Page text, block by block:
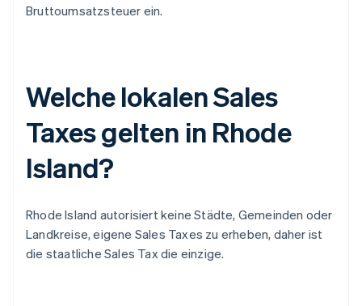
Bruttoumsatzsteuer ein.
Welche lokalen Sales
Taxes gelten in Rhode
Island?
Rhode Island autorisiert keine Städte, Gemeinden oder
Landkreise, eigene Sales Taxes zu erheben, daher ist
die staatliche Sales Tax die einzige.